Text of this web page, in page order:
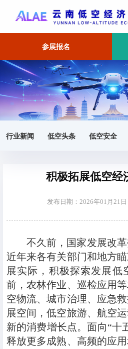
参展报名
行业新闻 低空头条 低空安全
首页 应用场景 正文
积极拓展低空经
发布日期：2026年01月21日
不久前，国家发展改
近年来各有关部门和地方
展实际，积极探索发展低
前，农林作业、巡检应用
空物流、城市治理、应急
展空间，低空旅游、航空
新的消费增长点。面向“十
释放更多成熟、高频的应